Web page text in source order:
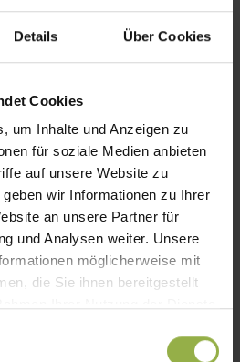
Details Über Cookies
Cookies
um Inhalte und Anzeigen zu
für soziale Medien anbieten
auf unsere Website zu
wir Informationen zu Ihrer
an unsere Partner für
und Analysen weiter. Unsere
möglicherweise mit
die Sie ihnen bereitgestellt
ist. DieKonstruktion
überzeugt
dabei nicht
auch durch
Materialien
Entwässerungssysteme
ableiten. Ob
oder elegant an der
Lamellendächer schaffen
Momente.
ist großartig für helle